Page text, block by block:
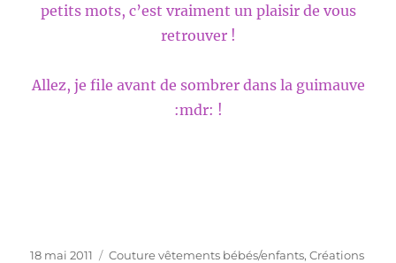
petits mots, c’est vraiment un plaisir de vous
retrouver !
Allez, je file avant de sombrer dans la guimauve
:mdr: !
Publié
18 mai 2011 Catégories
Couture vêtements bébés/enfants,Créations